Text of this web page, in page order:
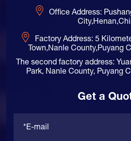
Office Address:
Factory Address: 5
Town,Nanle County,Puyang
The second factory address:
Park, Nanle County, Puyang
Get a